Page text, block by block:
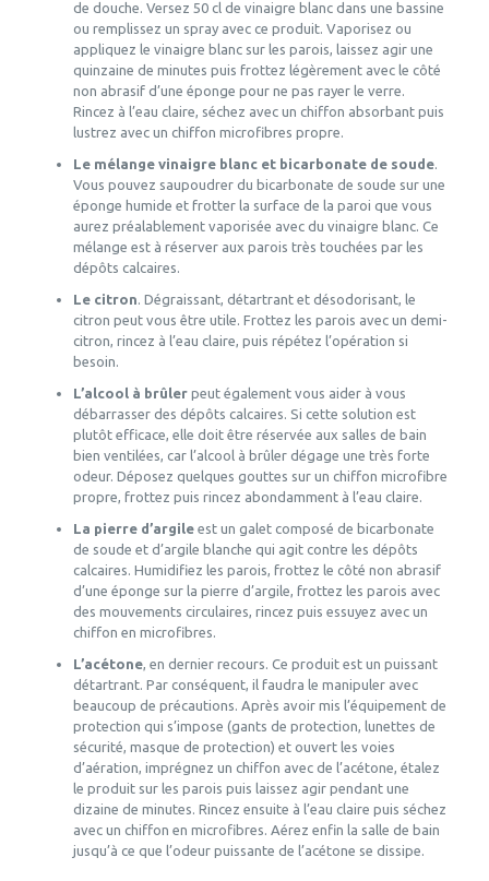
de douche. Versez 50 cl de vinaigre blanc dans une bassine
ou remplissez un spray avec ce produit. Vaporisez ou
appliquez le vinaigre blanc sur les parois, laissez agir une
quinzaine de minutes puis frottez légèrement avec le côté
non abrasif d’une éponge pour ne pas rayer le verre.
Rincez à l’eau claire, séchez avec un chiffon absorbant puis
lustrez avec un chiffon microfibres propre.
Le mélange vinaigre blanc et bicarbonate de soude.
Vous pouvez saupoudrer du bicarbonate de soude sur une
éponge humide et frotter la surface de la paroi que vous
aurez préalablement vaporisée avec du vinaigre blanc. Ce
mélange est à réserver aux parois très touchées par les
dépôts calcaires.
Le citron. Dégraissant, détartrant et désodorisant, le
citron peut vous être utile. Frottez les parois avec un demi-
citron, rincez à l’eau claire, puis répétez l’opération si
besoin.
L’alcool à brûlerpeut également vous aider à vous
débarrasser des dépôts calcaires. Si cette solution est
plutôt efficace, elle doit être réservée aux salles de bain
bien ventilées, car l’alcool à brûler dégage une très forte
odeur. Déposez quelques gouttes sur un chiffon microfibre
propre, frottez puis rincez abondamment à l’eau claire.
La pierre d’argileest un galet composé de bicarbonate
de soude et d’argile blanche qui agit contre les dépôts
calcaires. Humidifiez les parois, frottez le côté non abrasif
d’une éponge sur la pierre d’argile, frottez les parois avec
des mouvements circulaires, rincez puis essuyez avec un
chiffon en microfibres.
L’acétone, en dernier recours. Ce produit est un puissant
détartrant. Par conséquent, il faudra le manipuler avec
beaucoup de précautions. Après avoir mis l’équipement de
protection qui s’impose (gants de protection, lunettes de
sécurité, masque de protection) et ouvert les voies
d’aération, imprégnez un chiffon avec de l’acétone, étalez
le produit sur les parois puis laissez agir pendant une
dizaine de minutes. Rincez ensuite à l’eau claire puis séchez
avec un chiffon en microfibres. Aérez enfin la salle de bain
jusqu’à ce que l’odeur puissante de l’acétone se dissipe.